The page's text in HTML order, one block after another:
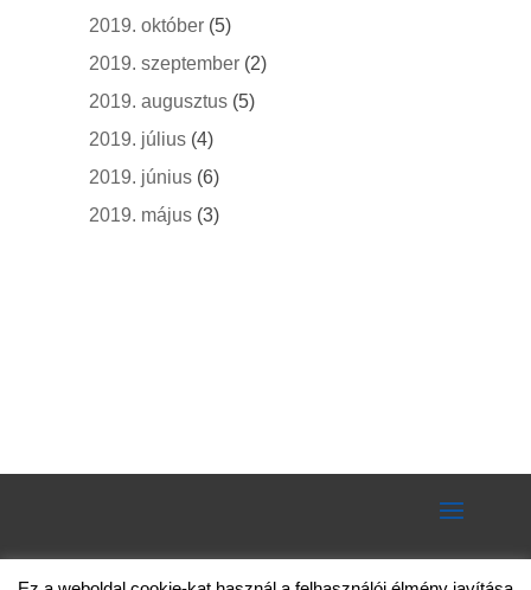
2019. október(5)
2019. szeptember(2)
2019. augusztus(5)
2019. július(4)
2019. június(6)
2019. május(3)